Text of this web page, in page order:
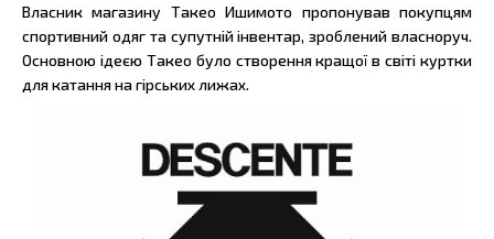
Власник магазину Такео Ишимото пропонував покупцям
спортивний одяг та супутній інвентар, зроблений власноруч.
Основною ідеєю Такео було створення кращої в світі куртки
для катання на гірських лижах.